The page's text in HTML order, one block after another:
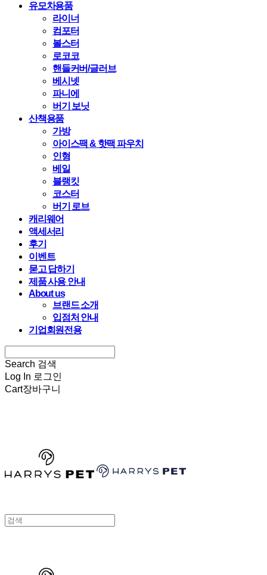
유모차용품
라이너
컴포터
볼스터
로코코
핸들커버/글러브
베시넷
파니에
버기 보닛
산책용품
가방
아이스팩 & 핫팩 파우치
인형
베일
블랭킷
코스터
버기 로브
캐리웨어
액세서리
후기
이벤트
묻고 답하기
제품 사용 안내
About us
브랜드 소개
입점처 안내
기업회원전용
Search 검색
Log In 로그인
Cart장바구니